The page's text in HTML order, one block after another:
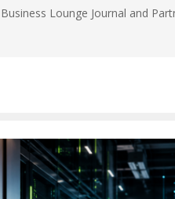
Lounge Journal and